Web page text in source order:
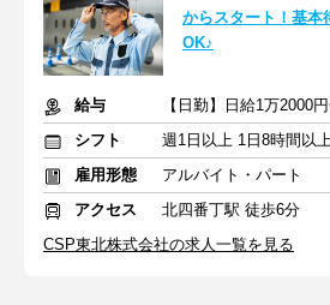
からスタート！基本
OK♪
給与
シフト
週1日以上 1日8時間以
雇用形態
アルバイト・パート
アクセス
北四番丁駅 徒歩6分
CSP東北株式会社の求人一覧を見る